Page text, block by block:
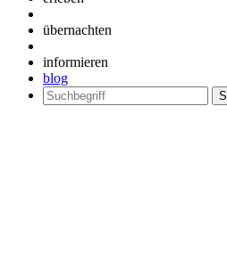
übernachten
informieren
blog
Suchen
nach: